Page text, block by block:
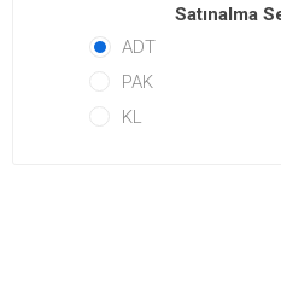
Satınalma
ADT
PAK
KL